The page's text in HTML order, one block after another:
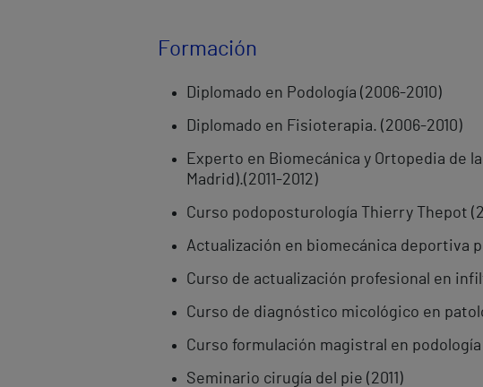
Formación
Diplomado en Podología (2006-2010)
Diplomado en Fisioterapia. (2006-2010)
Experto en Biomecánica y Ortopedia de
Madrid).(2011-2012)
Curso podoposturología Thierry Thepot
Actualización en biomecánica deportiva
Curso de actualización profesional en
Curso de diagnóstico micológico en
Curso formulación magistral en podología
Seminario cirugía del pie (2011)